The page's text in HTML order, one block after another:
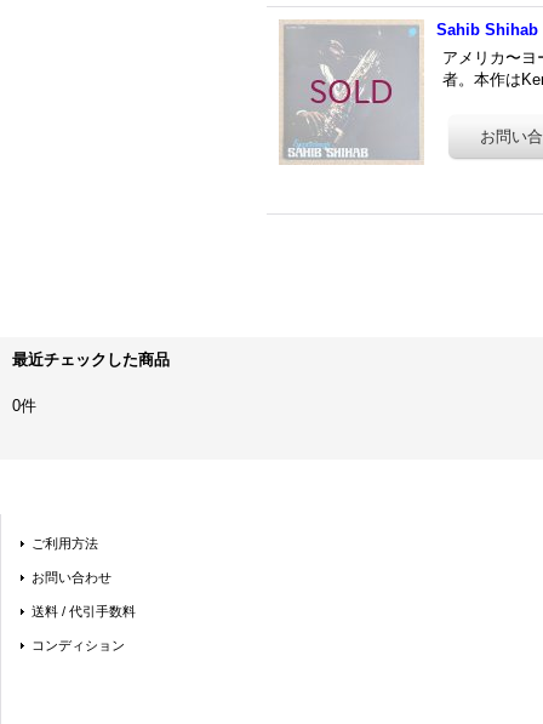
Sahib Shihab
アメリカ〜ヨ
者。本作は
最近チェックした商品
0件
ご利用方法
お問い合わせ
送料 / 代引手数料
コンディション